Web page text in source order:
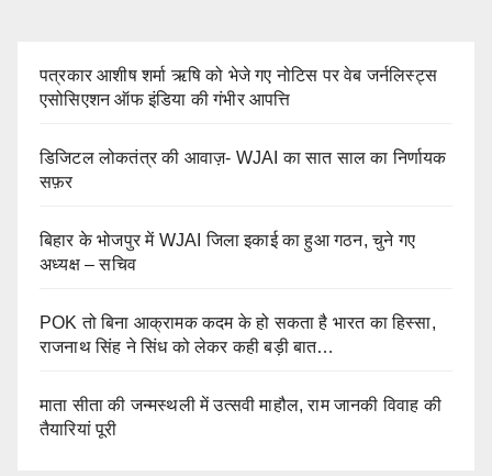
पत्रकार आशीष शर्मा ऋषि को भेजे गए नोटिस पर वेब जर्नलिस्ट्स
एसोसिएशन ऑफ इंडिया की गंभीर आपत्ति
डिजिटल लोकतंत्र की आवाज़- WJAI का सात साल का निर्णायक
सफ़र
बिहार के भोजपुर में WJAI जिला इकाई का हुआ गठन, चुने गए
अध्यक्ष – सचिव
POK तो बिना आक्रामक कदम के हो सकता है भारत का हिस्सा,
राजनाथ सिंह ने सिंध को लेकर कही बड़ी बात…
माता सीता की जन्मस्थली में उत्सवी माहौल, राम जानकी विवाह की
तैयारियां पूरी